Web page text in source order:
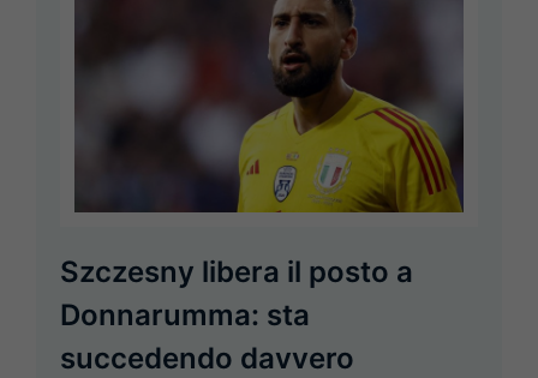
Szczesny libera il posto a
Donnarumma: sta
succedendo davvero